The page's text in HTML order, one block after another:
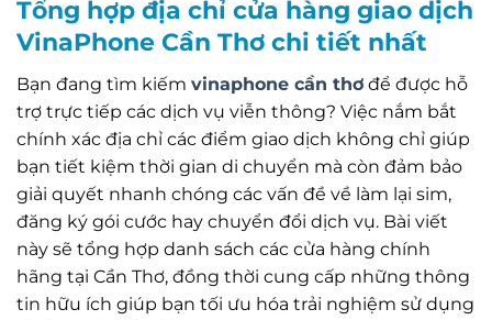
Tổng hợp địa chỉ cửa hàng giao dịch
VinaPhone Cần Thơ chi tiết nhất
Bạn đang tìm kiếm vinaphone cần thơ để được hỗ
trợ trực tiếp các dịch vụ viễn thông? Việc nắm bắt
chính xác địa chỉ các điểm giao dịch không chỉ giúp
bạn tiết kiệm thời gian di chuyển mà còn đảm bảo
giải quyết nhanh chóng các vấn đề về làm lại sim,
đăng ký gói cước hay chuyển đổi dịch vụ. Bài viết
này sẽ tổng hợp danh sách các cửa hàng chính
hãng tại Cần Thơ, đồng thời cung cấp những thông
tin hữu ích giúp bạn tối ưu hóa trải nghiệm sử dụng